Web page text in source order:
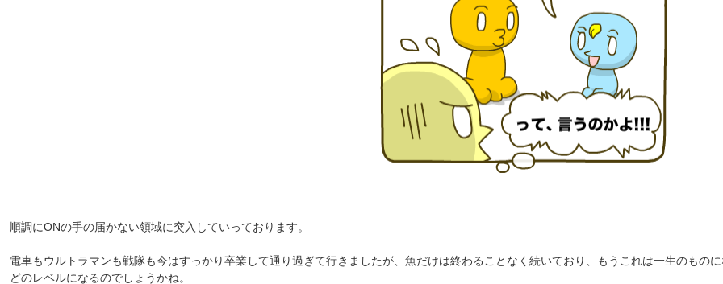
順調にONの手の届かない領域に突入していっております。
電車もウルトラマンも戦隊も今はすっかり卒業して通り過ぎて行きましたが、魚だけは終わることなく続いており、もうこれは一生のもの
どのレベルになるのでしょうかね。